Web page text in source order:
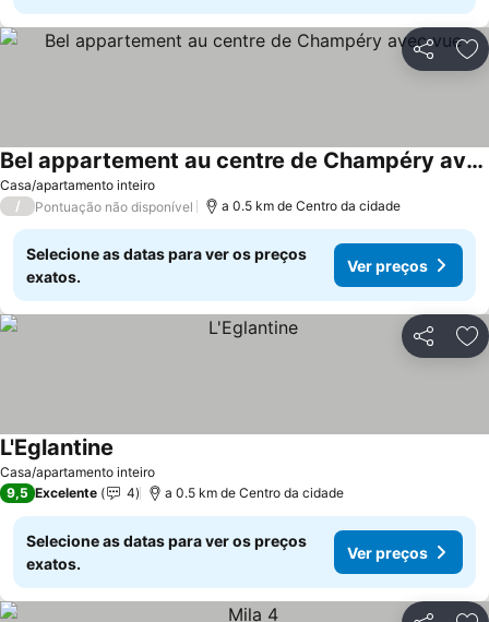
Partilhar
Casa/apartamento inteiro
Bel appartement au centre de Champéry avec vue
Ver preços
/ Pontuação não disponível a 0.5 km de Centro da cidade
Selecione as datas para ver os preços
exatos.
Ver preços
Partilhar
Casa/apartamento inteiro
L'Eglantine
9,5 Excelente 4 a 0.5 km de Centro da cidade
Selecione as datas para ver os preços
exatos.
Ver preços